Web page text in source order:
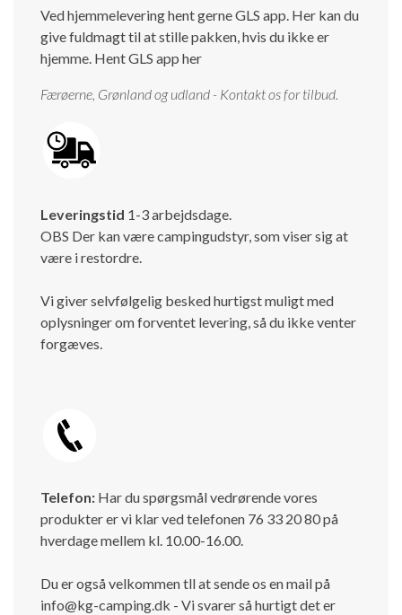
Ved hjemmelevering hent gerne GLS app. Her kan du
give fuldmagt til at stille pakken, hvis du ikke er
hjemme. Hent GLS app her
Færøerne, Grønland og udland - Kontakt os for tilbud.
Leveringstid 1-3 arbejdsdage.
OBS Der kan være campingudstyr, som viser sig at
være i restordre.
Vi giver selvfølgelig besked hurtigst muligt med
oplysninger om forventet levering, så du ikke venter
forgæves.
Telefon: Har du spørgsmål vedrørende vores
produkter er vi klar ved telefonen 76 33 20 80 på
hverdage mellem kl. 10.00-16.00.
Du er også velkommen tll at sende os en mail på
info@kg-camping.dk - Vi svarer så hurtigt det er